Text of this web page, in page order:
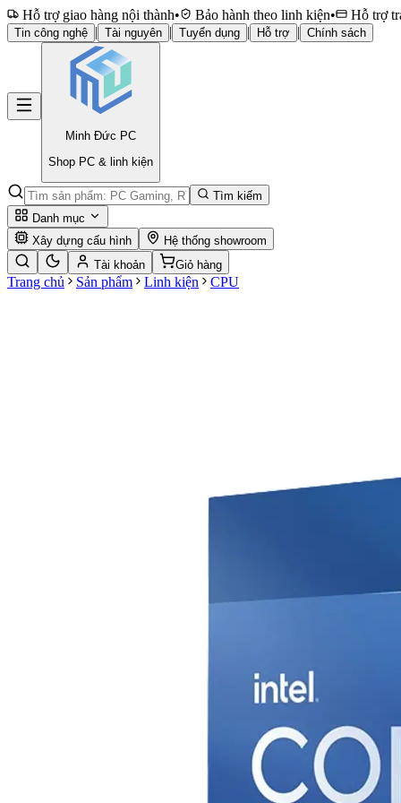
Hỗ trợ giao hàng nội thành• Bảo hành theo linh kiện• Hỗ trợ
Tin công nghệ | Tài nguyên | Tuyển dụng | Hỗ trợ | Chính sách
Minh Đức PC
Shop PC & linh kiện
Tìm kiếm
Danh mục
Xây dựng cấu hình
Hệ thống showroom
Tài khoản
Giỏ hàng
Trang chủ Sản phẩm Linh kiện CPU